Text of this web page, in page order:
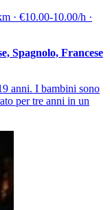
· €10.00-10.00/h ·
Spagnolo, Francese
anni. I bambini sono
per tre anni in un